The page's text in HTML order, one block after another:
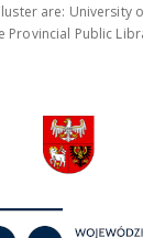
are: University
Provincial Public